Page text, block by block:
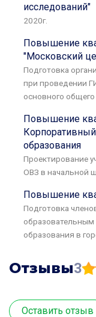
исследований"
2020г.
Повышение
"Московский
Подготовка
при проведении
основного
Повышение
образования
Проектирование
ОВЗ в начальной
Повышение
Подготовка
образования в
Отзывы3
Оставить отзыв